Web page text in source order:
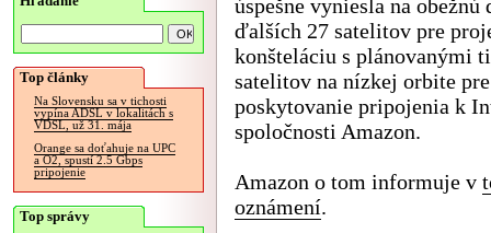
Top články
Na Slovensku sa v tichosti
vypína ADSL v lokalitách s
VDSL, už 31. mája
Orange sa doťahuje na UPC
a O2, spustí 2.5 Gbps
pripojenie
Top správy
úspešne vyniesla na obežnú
ďalších 27 satelitov pre
konšteláciu s plánovanými
satelitov na nízkej orbite pre
poskytovanie pripojenia k
spoločnosti Amazon.
Amazon o tom informuje v
oznámení.